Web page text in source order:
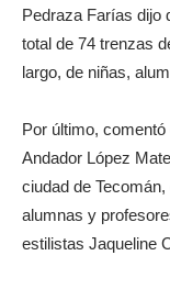
Pedraza Farías dijo
total de 74 trenzas
largo, de niñas,
Por último,
Andador López
ciudad de
alumnas y
estilistas Jaqueline